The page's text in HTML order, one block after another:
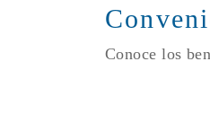
Conoce los